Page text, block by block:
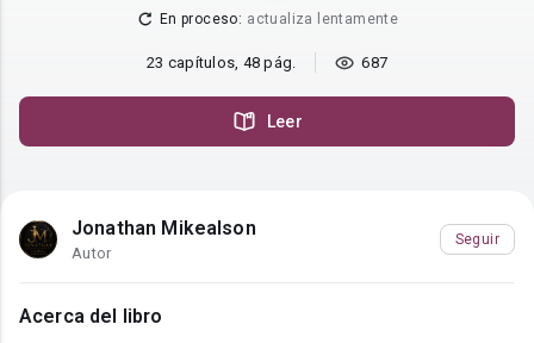
En proceso: actualiza lentamente
23 capítulos, 48 pág. 687
Leer
Jonathan Mikealson
Autor
Seguir
Acerca del libro